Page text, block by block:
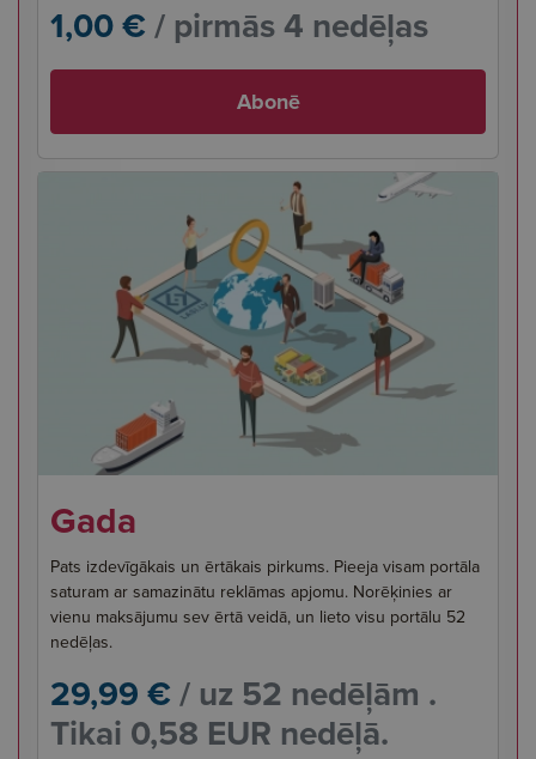
1,00 €/ pirmās 4 nedēļas
Abonē
Gada
Pats izdevīgākais un ērtākais pirkums. Pieeja visam portāla
saturam ar samazinātu reklāmas apjomu. Norēķinies ar
vienu maksājumu sev ērtā veidā, un lieto visu portālu 52
nedēļas.
29,99 €/ uz 52 nedēļām .
Tikai 0,58 EUR nedēļā.